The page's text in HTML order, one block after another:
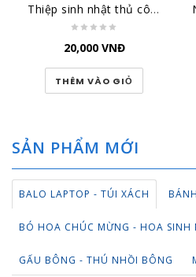
Thiệp sinh nhật thủ công đại lớn SN-DL-1501
20,000 VNĐ
THÊM VÀO GIỎ
SẢN PHẨM MỚI
BALO LAPTOP - TÚI XÁCH
BÓ HOA CHÚC MỪNG - HOA SINH
GẤU BÔNG - THÚ NHỒI BÔNG